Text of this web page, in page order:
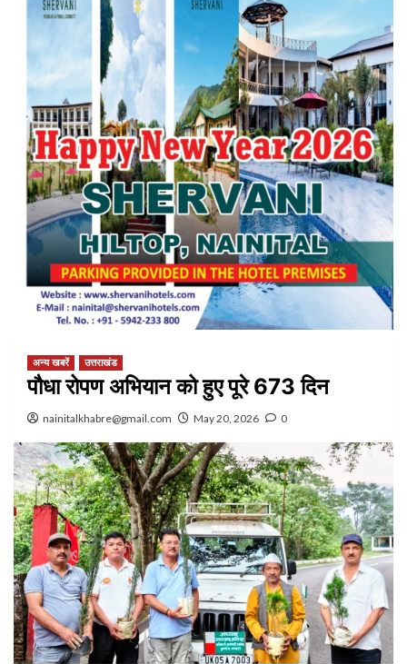
अन्य खबरें उत्तराखंड
पौधा रोपण अभियान को हुए पूरे 673 दिन
nainitalkhabre@gmail.com May 20, 2026 0